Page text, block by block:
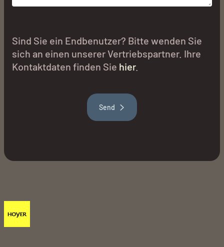
Sind Sie ein Endbenutzer? Bitte wenden Sie
sich an einen unserer Vertriebspartner. Ihre
Kontaktdaten finden Sie hier.
Send